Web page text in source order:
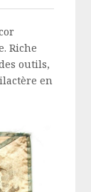
Riche
outils,
en